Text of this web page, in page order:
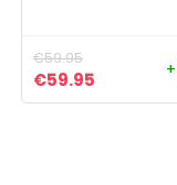
€59.95
Oorspronkelijke
€59.95 Huidige